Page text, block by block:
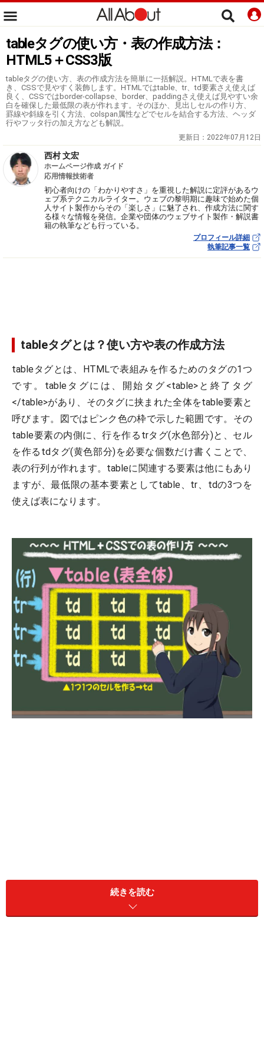
tableタグの使い方・表の作成方法：
HTML5＋CSS3版
tableタグの使い方、表の作成方法を簡単に一括解説。HTMLで表を書
き、CSSで見やすく装飾します。HTMLではtable、tr、td要素さえ使えば
良く、CSSではborder-collapse、border、paddingさえ使えば見やすい余
白を確保した最低限の表が作れます。そのほか、見出しセルの作り方、
罫線や斜線を引く方法、colspan属性などでセルを結合する方法、ヘッダ
行やフッタ行の加え方なども解説。
更新日： 2022年07月12日
西村 文宏
ホームページ作成 ガイド
応用情報技術者
初心者向けの「わかりやすさ」を重視した解説に定評があるウ
ェブ系テクニカルライター。ウェブの黎明期に趣味で始めた個
人サイト製作からその「楽しさ」に魅了され、作成方法に関す
る様々な情報を発信。企業や団体のウェブサイト製作・解説書
籍の執筆なども行っている。
プロフィール詳細
執筆記事一覧
tableタグとは？使い方や表の作成方法
tableタグとは、HTMLで表組みを作るためのタグの1つ
です。tableタグには、開始タグ<table>と終了タグ
</table>があり、そのタグに挟まれた全体をtable要素と
呼びます。図ではピンク色の枠で示した範囲です。その
table要素の内側に、行を作るtrタグ(水色部分)と、セル
を作るtdタグ(黄色部分)を必要な個数だけ書くことで、
表の行列が作れます。tableに関連する要素は他にもあり
ますが、最低限の基本要素としてtable、tr、tdの3つを
使えば表になります。
HTMLでは3種類の要素さえ書けば、最低限の表が作れる：
(1)表全体を作るtableタグ、(2)列を作るtrタグ、(3)セル1つ1
続きを読む